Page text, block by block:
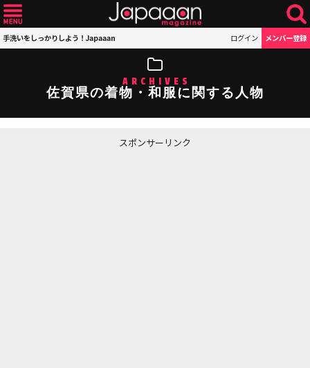
手洗いをしっかりしよう！Japaaan ログイン メンバー登録
ARCHIVES
佐賀県の着物・和服に関する人物
スポンサーリンク